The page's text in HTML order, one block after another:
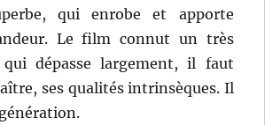
qui enrobe et apporte
Le film connut un très
qui dépasse largement, il faut
ses qualités intrinsèques. Il